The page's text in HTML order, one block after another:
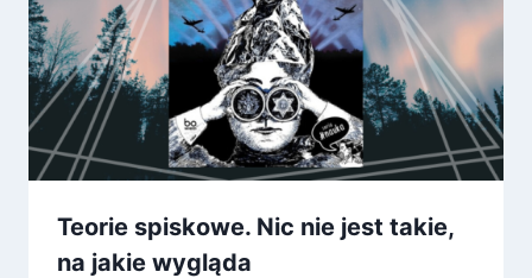
Teorie spiskowe. Nic nie jest takie,
na jakie wygląda